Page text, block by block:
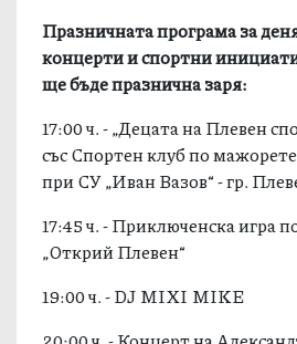
Празничната програма за
концерти и спортни
ще бъде празнична заря:
17:00 ч. - „Децата на Плевен
със Спортен клуб по
при СУ „Иван Вазов“ - гр.
17:45 ч. - Приключенска игра
„Открий Плевен“
19:00 ч. - DJ MIXI MIKE